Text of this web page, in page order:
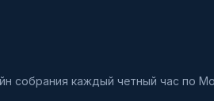
собрания каждый четный час по